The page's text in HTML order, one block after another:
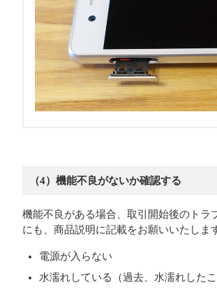
（4）機能不良がないか確認する
機能不良がある場合、取引開始後のトラ
にも、商品説明に記載をお願いいたしま
電源が入らない
水濡れしている（過去、水濡れしたこ